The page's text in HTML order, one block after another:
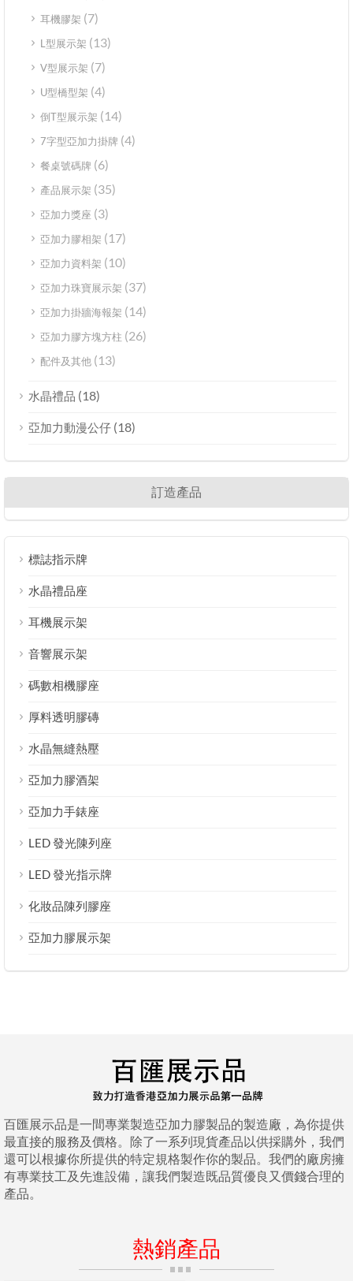
耳機膠架 (7)
L型展示架 (13)
V型展示架 (7)
U型橋型架 (4)
倒T型展示架 (14)
7字型亞加力掛牌 (4)
餐桌號碼牌 (6)
產品展示架 (35)
亞加力獎座 (3)
亞加力膠相架 (17)
亞加力資料架 (10)
亞加力珠寶展示架 (37)
亞加力掛牆海報架 (14)
亞加力膠方塊方柱 (26)
配件及其他 (13)
水晶禮品 (18)
亞加力動漫公仔 (18)
訂造產品
標誌指示牌
水晶禮品座
耳機展示架
音響展示架
碼數相機膠座
厚料透明膠磚
水晶無縫熱壓
亞加力膠酒架
亞加力手錶座
LED 發光陳列座
LED 發光指示牌
化妝品陳列膠座
亞加力膠展示架
百匯展示品是一間專業製造亞加力膠製品的製造廠，為你提供
最直接的服務及價格。除了一系列現貨產品以供採購外，我們
還可以根據你所提供的特定規格製作你的製品。我們的廠房擁
有專業技工及先進設備，讓我們製造既品質優良又價錢合理的
產品。
熱銷產品